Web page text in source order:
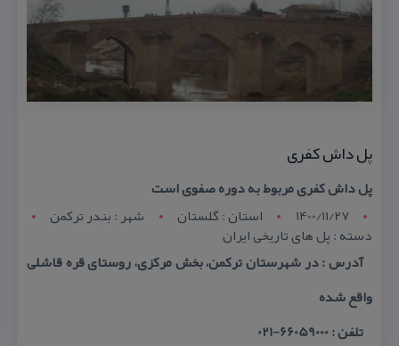
پل داش كفری
پل داش كفری مربوط به دوره صفوی است
1400/11/27
استان : گلستان شهر : بندر ترکمن
دسته : پل های تاریخی ایران
آدرس : در شهرستان تركمن، بخش مركزی، روستای قره قاشلی
واقع شده
تلفن : 66059000-021